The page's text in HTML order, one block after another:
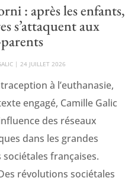
: après les enfants,
s’attaquent aux
| 24 JUILLET 2026
à l’euthanasie,
engagé, Camille Galic
des réseaux
dans les grandes
françaises.
révolutions sociétales